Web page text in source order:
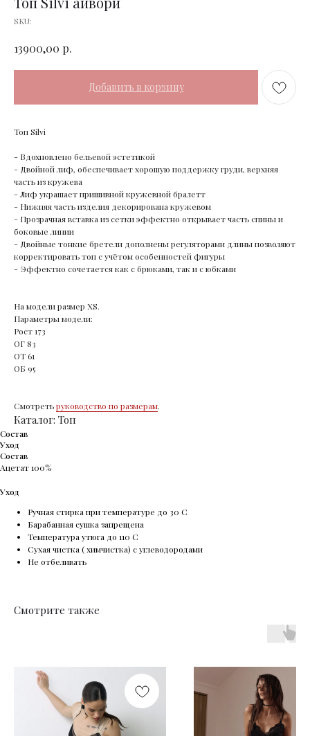
SKU:
13900,00 р.
Добавить в корзину
Топ Silvi
- Вдохновлено бельевой эстетикой
- Двойной лиф, обеспечивает хорошую поддержку груди, верхняя
часть из кружева
- Лиф украшает пришивной кружевной бралетт
- Нижняя часть изделия декорирована кружевом
- Прозрачная вставка из сетки эффектно открывает часть спины и
боковые линии
- Двойные тонкие бретели дополнены регуляторами длины позволяют
корректировать топ с учётом особенностей фигуры
- Эффектно сочетается как с брюками, так и с юбками
На модели размер XS.
Параметры модели:
Рост 173
ОГ 83
ОТ 61
ОБ 95
Смотретьруководство по размерам.
Каталог: Топ
Состав
Уход
Состав
Ацетат 100%
Уход
Ручная стирка при температуре до 30 С
Барабанная сушка запрещена
Температура утюга до 110 С
Сухая чистка ( химчистка) с углеводородами
Не отбеливать
Смотрите также